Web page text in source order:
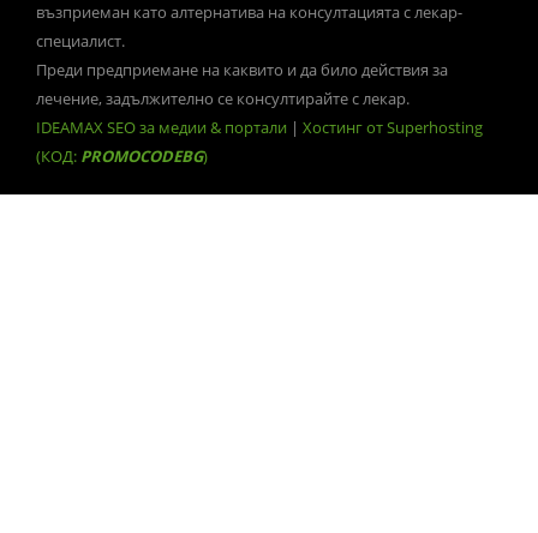
възприеман като алтернатива на консултацията с лекар-
специалист.
Преди предприемане на каквито и да било действия за
лечение, задължително се консултирайте с лекар.
IDEAMAX SEO за медии & портали | Хостинг от Superhosting
(КОД: PROMOCODEBG)